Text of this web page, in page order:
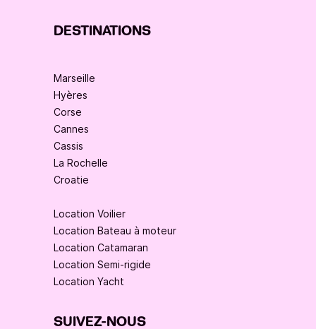
DESTINATIONS
Marseille
Hyères
Corse
Cannes
Cassis
La Rochelle
Croatie
Location Voilier
Location Bateau à moteur
Location Catamaran
Location Semi-rigide
Location Yacht
SUIVEZ-NOUS